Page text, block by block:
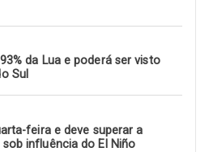
da Lua e poderá ser visto
Sul
feira e deve superar a
influência do El Niño